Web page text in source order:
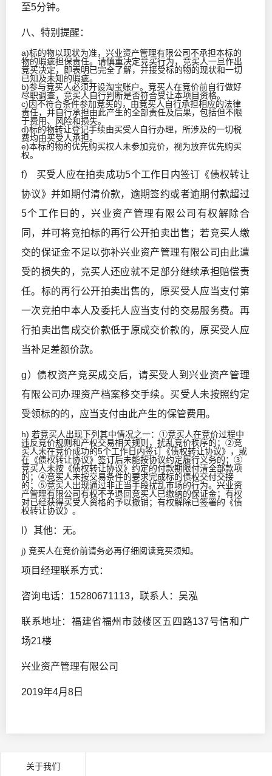
至5分钟。
八、特别提醒：
a)标的物以现状为准，兴业资产管理有限公司不承担本标的
物的瑕疵担保责任。请慎重决定竞买行为，竞买人一旦作出
竞买决定，即表明已完全了解，并接受标的物的现状和一切
已知及未知的瑕疵。
b)参与竞买人必须开设淘宝账户。竞买人在竞价前自行做好
尽职调查，竞买人自行判断是否符合受让本项目资格。
c)因不符合条件参加竞买的，由竞买人自行承担相应的法律
责任，并自行承担由此产生的全部责任及后果，包括但不限
于费用、风险和损失。
d)标的物转让登记手续由买受人自行办理，所涉及的一切税
费均由买受人承担。
e)本标的物的优先购买权人未参加竞价，视为放弃优先购买
权。
f） 买受人应在拍卖成功5个工作日内签订《债权转让
协议》并如期付清价款，逾期签约或者逾期付款超过
5个工作日的，兴业资产管理有限公司有权解除合
同，并可将竞拍标的再行公开拍卖出售；若竞买人缴
交的保证金不足以弥补兴业资产管理有限公司由此遭
受的损失的，竞买人还应就不足部分继续承担赔偿责
任。标的再行公开拍卖出售的，原买受人应当支付第
一次竞拍中本人及委托人应当支付的交易服务费。再
行拍卖出售成交价款低于原成交价款的，原买受人应
当补足差额价款。
g）债权资产竞买成交后，请买受人到兴业资产管理
有限公司办理资产档案移交手续。买受人未按照约定
受领标的的，应当支付由此产生的保管费用。
h) 若竞买人出现下列其中情况之一：①竞买人在竞价过程中
违反竞价规则和产权交易相关规则，扰乱竞价秩序的；②竞
买人未在竞价成功的5个工作日内签订《债权转让协议》，或
在《债权转让协议》签订后未能按协议约定履行义务的；③
竞买人未按《债权转让协议》约定的付款期限付清全部款项
的；④竞买人未按交易条件的要求完成标的债权交付交接
的；⑤竞买人出现通过非正当手段扰乱市场的行为。兴业资
产管理有限公司有权不予退回竞买人已缴纳的保证金；有权
对已经获得买受人资格的予以撤销；有权解除已签署的《债
权转让协议》。
l）其他：无。
j) 竞买人在竞价前请务必再仔细阅读竞买须知。
项目经理联系方式：
咨询电话：15280671113，联系人：吴泓
联系地址：福建省福州市鼓楼区五四路137号信和广
场21楼
兴业资产管理有限公司
2019年4月8日
关于我们